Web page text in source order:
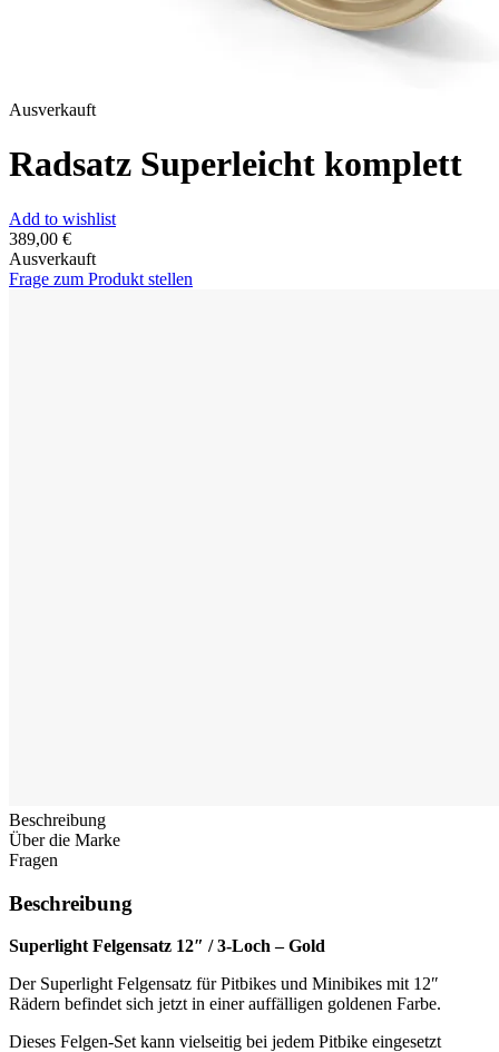
Ausverkauft
Radsatz Superleicht komplett
Add to wishlist
389,00 €
Ausverkauft
Frage zum Produkt stellen
Beschreibung
Über die Marke
Fragen
Beschreibung
Superlight Felgensatz 12″ / 3-Loch – Gold
Der Superlight Felgensatz für Pitbikes und Minibikes mit 12″
Rädern befindet sich jetzt in einer auffälligen goldenen Farbe.
Dieses Felgen-Set kann vielseitig bei jedem Pitbike eingesetzt